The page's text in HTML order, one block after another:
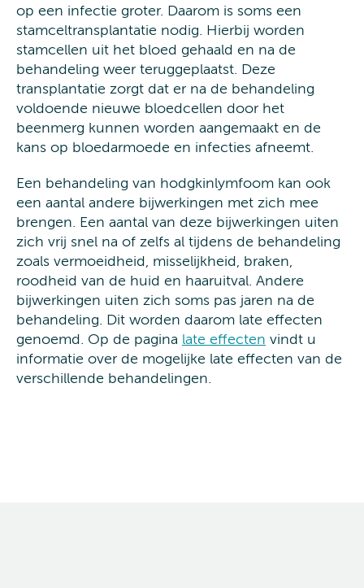
op een infectie groter. Daarom is soms een
stamceltransplantatie nodig. Hierbij worden
stamcellen uit het bloed gehaald en na de
behandeling weer teruggeplaatst. Deze
transplantatie zorgt dat er na de behandeling
voldoende nieuwe bloedcellen door het
beenmerg kunnen worden aangemaakt en de
kans op bloedarmoede en infecties afneemt.
Een behandeling van hodgkinlymfoom kan ook
een aantal andere bijwerkingen met zich mee
brengen. Een aantal van deze bijwerkingen uiten
zich vrij snel na of zelfs al tijdens de behandeling
zoals vermoeidheid, misselijkheid, braken,
roodheid van de huid en haaruitval. Andere
bijwerkingen uiten zich soms pas jaren na de
behandeling. Dit worden daarom late effecten
genoemd. Op de pagina late effecten vindt u
informatie over de mogelijke late effecten van de
verschillende behandelingen.